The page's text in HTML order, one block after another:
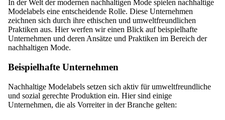
In der Welt der modernen nachhaltigen Mode spielen nachhaltige
Modelabels eine entscheidende Rolle. Diese Unternehmen
zeichnen sich durch ihre ethischen und umweltfreundlichen
Praktiken aus. Hier werfen wir einen Blick auf beispielhafte
Unternehmen und deren Ansätze und Praktiken im Bereich der
nachhaltigen Mode.
Beispielhafte Unternehmen
Nachhaltige Modelabels setzen sich aktiv für umweltfreundliche
und sozial gerechte Produktion ein. Hier sind einige
Unternehmen, die als Vorreiter in der Branche gelten: